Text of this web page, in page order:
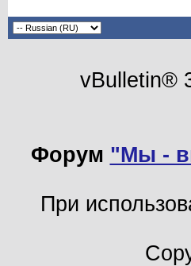
vBulletin®
Форум "Мы -
При